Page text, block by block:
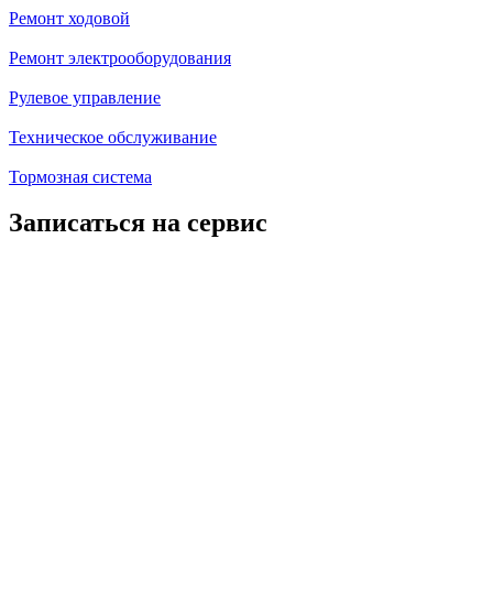
Ремонт ходовой
Ремонт электрооборудования
Рулевое управление
Техническое обслуживание
Тормозная система
Записаться на сервис